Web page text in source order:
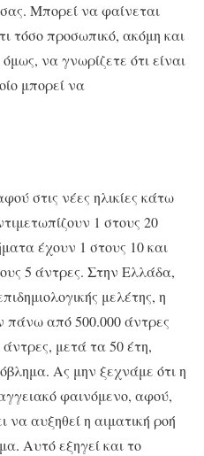
Μπορεί να φαίνεται
τόσο προσωπικό, ακόμη και
να γνωρίζετε ότι είναι
μπορεί να
στις νέες ηλικίες κάτω
1 στους 20
έχουν 1 στους 10 και
5 άντρες. Στην Ελλάδα,
μελέτης, η
πάνω από 500.000 άντρες
μετά τα 50 έτη,
Ας μην ξεχνάμε ότι η
φαινόμενο, αφού,
να αυξηθεί η αιματική ροή
Αυτό εξηγεί και το